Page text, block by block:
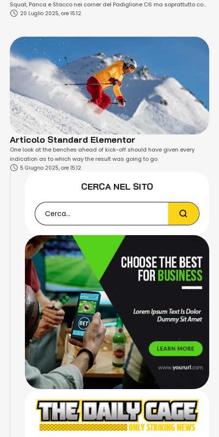
Squat, Panca e Stacco nei corner del Padiglione C6 ma soprattutto con
il Day 2 della Finale Challenge STHLN, l’ultimo atto delle competizioni
20 Luglio 2025, ore 15:12
Articolo Standard Elementor
One look at the benches ahead of kick-off should have given every
indication as to which way the result was going to go.
5 Giugno 2025, ore 15:12
CERCA NEL SITO